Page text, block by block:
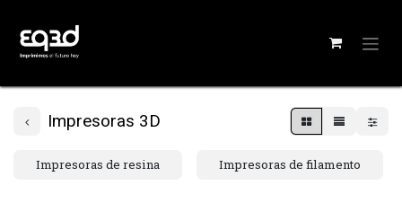
Impresoras 3D
Impresoras de resina Impresoras de filamento